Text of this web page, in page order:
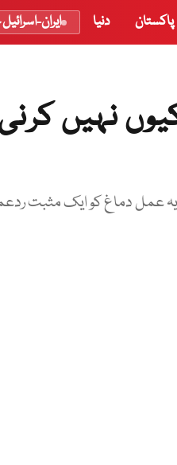
پاکستان دنیا ایران-
نہیں
عمل دماغ کو ایک مثبت